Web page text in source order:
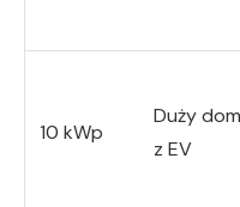
10 kWp
Duży
z EV